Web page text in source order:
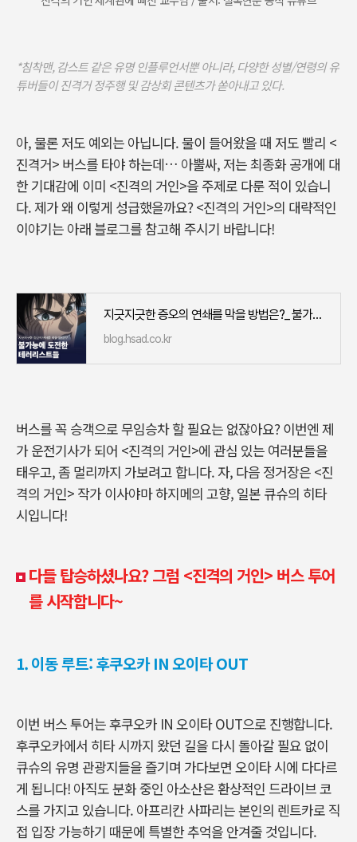
*침착맨, 감스트 같은 유명 인플루언서뿐 아니라, 다양한 성별/연령의 유
튜버들이 진격거 정주행 및 감상회 콘텐츠가 쏟아내고 있다.
아, 물론 저도 예외는 아닙니다. 물이 들어왔을 때 저도 빨리 <
진격거> 버스를 타야 하는데… 아뿔싸, 저는 최종화 공개에 대
한 기대감에 이미 <진격의 거인>을 주제로 다룬 적이 있습니
다. 제가 왜 이렇게 성급했을까요? <진격의 거인>의 대략적인
이야기는 아래 블로그를 참고해 주시기 바랍니다!
지긋지긋한 증오의 연쇄를 막을 방법은?_ 불가능에 도전한 테러리스트들
blog.hsad.co.kr
버스를 꼭 승객으로 무임승차 할 필요는 없잖아요? 이번엔 제
가 운전기사가 되어 <진격의 거인>에 관심 있는 여러분들을
태우고, 좀 멀리까지 가보려고 합니다. 자, 다음 정거장은 <진
격의 거인> 작가 이사야마 하지메의 고향, 일본 큐슈의 히타
시입니다!
다들 탑승하셨나요? 그럼 <진격의 거인> 버스 투어
를 시작합니다~
1. 이동 루트: 후쿠오카 IN 오이타 OUT
이번 버스 투어는 후쿠오카 IN 오이타 OUT으로 진행합니다.
후쿠오카에서 히타 시까지 왔던 길을 다시 돌아갈 필요 없이
큐슈의 유명 관광지들을 즐기며 가다보면 오이타 시에 다다르
게 됩니다! 아직도 분화 중인 아소산은 환상적인 드라이브 코
스를 가지고 있습니다. 아프리칸 사파리는 본인의 렌트카로 직
접 입장 가능하기 때문에 특별한 추억을 안겨줄 것입니다.